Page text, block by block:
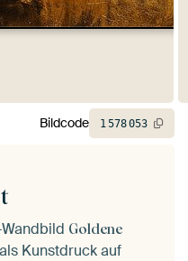
Goldene
als Kunstdruck auf
Bildcode 1 578053